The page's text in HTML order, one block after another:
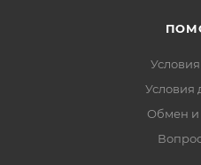
Условия
Обмен и